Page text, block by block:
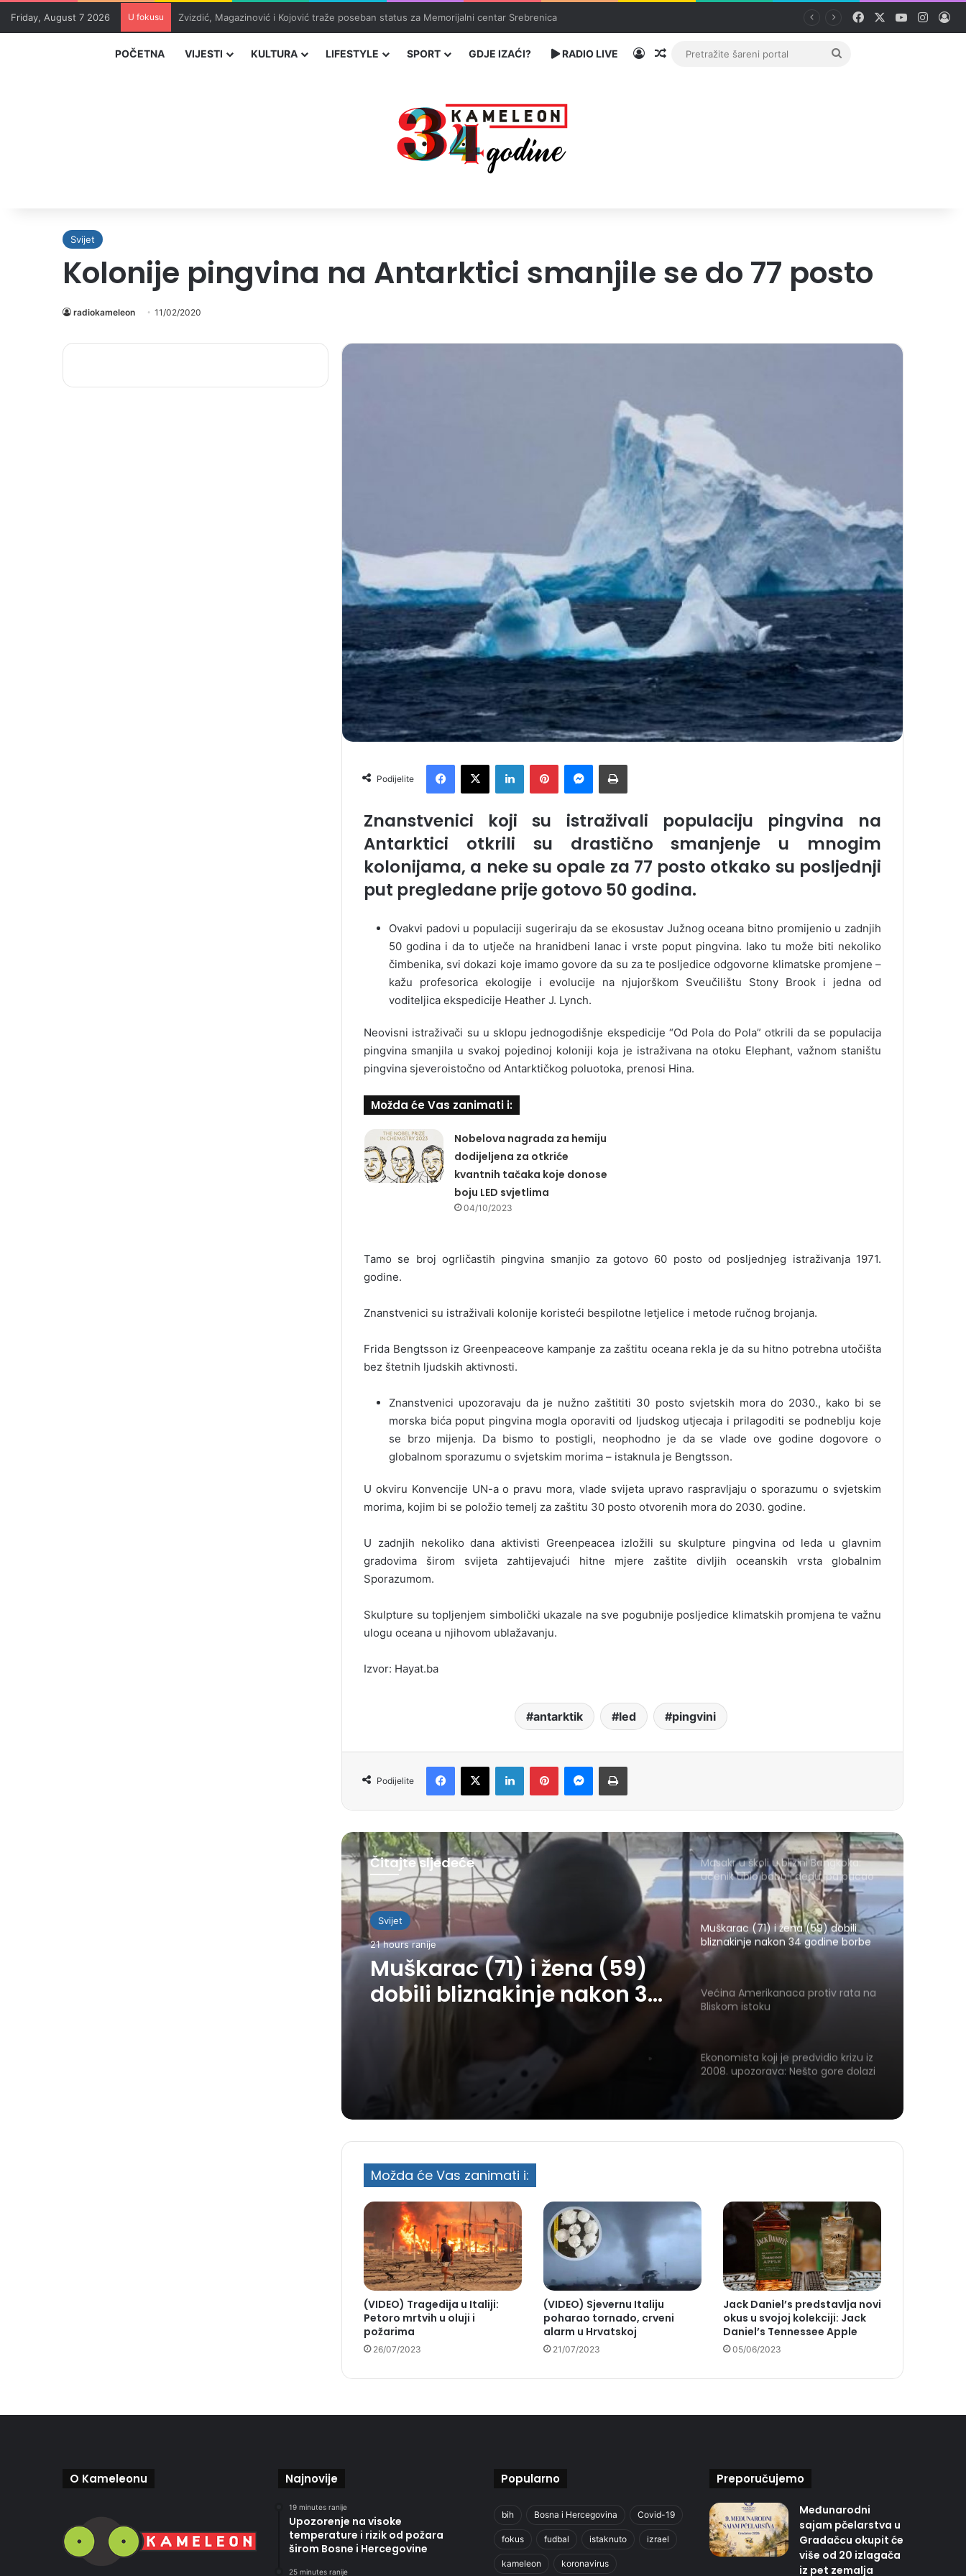
Friday, August 7 2026 U fokusu Masakr u školi u blizini Bangkoka: učenik ubio babu i dedu, pa pucao na nastavnike i đake Facebook YouTube
POČETNA VIJESTI KULTURA LIFESTYLE SPORT GDJE IZAĆI? RADIO LIVE PrijavaRandom članak
Pretražite
Svijet
Kolonije pingvina na Antarktici smanjile se do 77 posto
radiokameleon 11/02/2020
Podijelite
Znanstvenici koji su istraživali populaciju pingvina na
Antarktici otkrili su drastično smanjenje u mnogim
kolonijama, a neke su opale za 77 posto otkako su posljednji
put pregledane prije gotovo 50 godina.
Ovakvi padovi u populaciji sugeriraju da se ekosustav Južnog oceana bitno promijenio u zadnjih
50 godina i da to utječe na hranidbeni lanac i vrste poput pingvina. Iako tu može biti nekoliko
čimbenika, svi dokazi koje imamo govore da su za te posljedice odgovorne klimatske promjene –
kažu profesorica ekologije i evolucije na njujorškom Sveučilištu Stony Brook i jedna od
voditeljica ekspedicije Heather J. Lynch.
Neovisni istraživači su u sklopu jednogodišnje ekspedicije “Od Pola do Pola” otkrili da se populacija
pingvina smanjila u svakoj pojedinoj koloniji koja je istraživana na otoku Elephant, važnom staništu
pingvina sjeveroistočno od Antarktičkog poluotoka, prenosi Hina.
Možda će Vas zanimati i:
Nobelova nagrada za hemiju
dodijeljena za otkriće
kvantnih tačaka koje donose
boju LED svjetlima
04/10/2023
Tamo se broj ogrličastih pingvina smanjio za gotovo 60 posto od posljednjeg istraživanja 1971.
godine.
Znanstvenici su istraživali kolonije koristeći bespilotne letjelice i metode ručnog brojanja.
Frida Bengtsson iz Greenpeaceove kampanje za zaštitu oceana rekla je da su hitno potrebna utočišta
bez štetnih ljudskih aktivnosti.
Znanstvenici upozoravaju da je nužno zaštititi 30 posto svjetskih mora do 2030., kako bi se
morska bića poput pingvina mogla oporaviti od ljudskog utjecaja i prilagoditi se podneblju koje
se brzo mijenja. Da bismo to postigli, neophodno je da se vlade ove godine dogovore o
globalnom sporazumu o svjetskim morima – istaknula je Bengtsson.
U okviru Konvencije UN-a o pravu mora, vlade svijeta upravo raspravljaju o sporazumu o svjetskim
morima, kojim bi se položio temelj za zaštitu 30 posto otvorenih mora do 2030. godine.
U zadnjih nekoliko dana aktivisti Greenpeacea izložili su skulpture pingvina od leda u glavnim
gradovima širom svijeta zahtijevajući hitne mjere zaštite divljih oceanskih vrsta globalnim
Sporazumom.
Skulpture su topljenjem simbolički ukazale na sve pogubnije posljedice klimatskih promjena te važnu
ulogu oceana u njihovom ublažavanju.
Izvor: Hayat.ba
antarktik led pingvini
Podijelite
Čitajte sljedeće
Svijet
21 hours ranije
Muškarac (71) i žena (59)
dobili bliznakinje nakon 34
godine borbe
Masakr u školi u blizini Bangkoka:
učenik ubio babu i dedu, pa pucao
na nastavnike i đake
Muškarac (71) i žena (59) dobili
bliznakinje nakon 34 godine borbe
Većina Amerikanaca protiv rata na
Bliskom istoku
Ekonomista koji je predvidio krizu iz
2008. upozorava: Nešto gore dolazi
Možda će Vas zanimati i:
(VIDEO) Tragedija u Italiji:
Petoro mrtvih u oluji i
požarima
26/07/2023
(VIDEO) Sjevernu Italiju
poharao tornado, crveni
alarm u Hrvatskoj
21/07/2023
Jack Daniel’s predstavlja novi
okus u svojoj kolekciji: Jack
Daniel’s Tennessee Apple
05/06/2023
O Kameleonu Najnovije
19 minutes ranije
Upozorenje na visoke
temperature i rizik od požara
širom Bosne i Hercegovine
25 minutes ranije
Popularno
bih Bosna i Hercegovina Covid-19
fokus fudbal istaknuto izrael
kameleon koronavirus
Preporučujemo
Međunarodni
sajam pčelarstva u
Gradačcu okupit će
više od 20 izlagača
iz pet zemalja